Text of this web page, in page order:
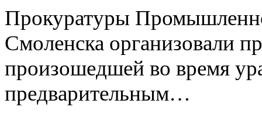
Прокуратуры
Смоленска организовали
произошедшей во время
предварительным…